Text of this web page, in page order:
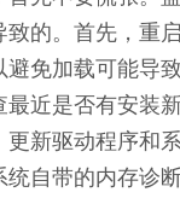
致的。首先，重
避免加载可能导
近是否有安装
更新驱动程序和
统自带的内存诊